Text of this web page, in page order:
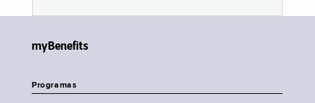
myBenefits
Programas